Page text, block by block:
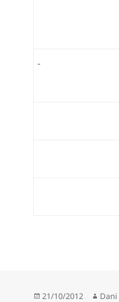
Publicado
21/10/2012 Autor
Dani